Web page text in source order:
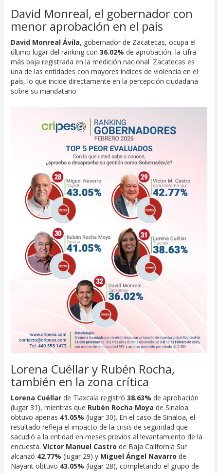
David Monreal, el gobernador con
menor aprobación en el país
David Monreal Ávila, gobernador de Zacatecas, ocupa el
último lugar del ranking con 36.02% de aprobación, la cifra
más baja registrada en la medición nacional. Zacatecas es
una de las entidades con mayores índices de violencia en el
país, lo que incide directamente en la percepción ciudadana
sobre su mandatario.
Lorena Cuéllar y Rubén Rocha,
también en la zona crítica
Lorena Cuéllarde Tlaxcala registró 38.63% de aprobación
(lugar 31), mientras que Rubén Rocha Moya de Sinaloa
obtuvo apenas 41.05% (lugar 30). En el caso de Sinaloa, el
resultado refleja el impacto de la crisis de seguridad que
sacudió a la entidad en meses previos al levantamiento de la
encuesta. Víctor Manuel Castro de Baja California Sur
alcanzó 42.77% (lugar 29) y Miguel Ángel Navarro de
Nayarit obtuvo 43.05% (lugar 28), completando el grupo de